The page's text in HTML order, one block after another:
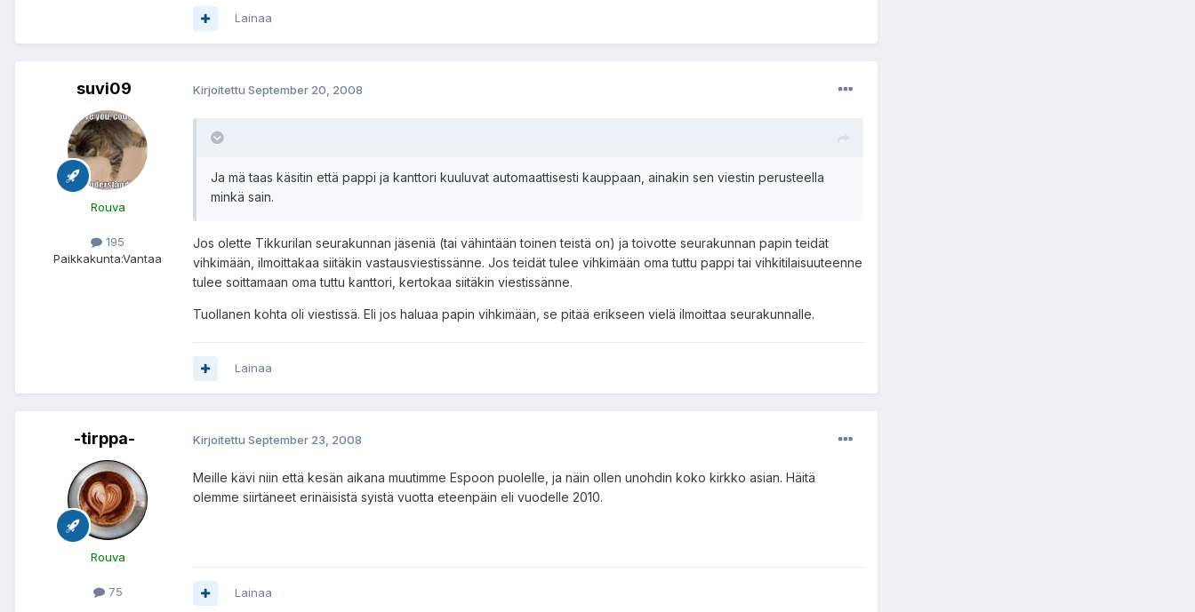
Lainaa
suvi09
Rouva
195
Paikkakunta:Vantaa
Kirjoitettu September 20, 2008
Ja mä taas käsitin että pappi ja kanttori kuuluvat automaattisesti kauppaan, ainakin sen viestin perusteella
minkä sain.
Jos olette Tikkurilan seurakunnan jäseniä (tai vähintään toinen teistä on) ja toivotte seurakunnan papin teidät
vihkimään, ilmoittakaa siitäkin vastausviestissänne. Jos teidät tulee vihkimään oma tuttu pappi tai vihkitilaisuuteenne
tulee soittamaan oma tuttu kanttori, kertokaa siitäkin viestissänne.
Tuollanen kohta oli viestissä. Eli jos haluaa papin vihkimään, se pitää erikseen vielä ilmoittaa seurakunnalle.
Lainaa
-tirppa-
Rouva
75
Kirjoitettu September 23, 2008
Meille kävi niin että kesän aikana muutimme Espoon puolelle, ja näin ollen unohdin koko kirkko asian. Häitä
olemme siirtäneet erinäisistä syistä vuotta eteenpäin eli vuodelle 2010.
Lainaa